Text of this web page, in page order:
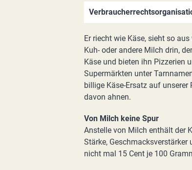
Er riecht wie Käse, sieht so
Kuh- oder andere Milch drin,
Käse und bieten ihn Pizzerien
Supermärkten unter
billige Käse-Ersatz auf
davon ahnen.
Von Milch keine Spur
Anstelle von Milch enthält der
Stärke,
nicht mal 15 Cent je 100